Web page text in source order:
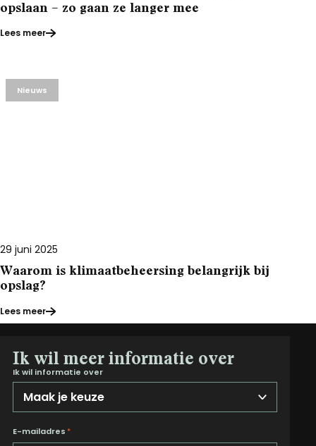
opslaan – zo gaan ze langer mee
Lees meer
29 juni 2025
Waarom is klimaatbeheersing belangrijk bij
opslag?
Lees meer
Nieuws
Ik wil meer informatie over
Ik wil informatie over
E-mailadres *